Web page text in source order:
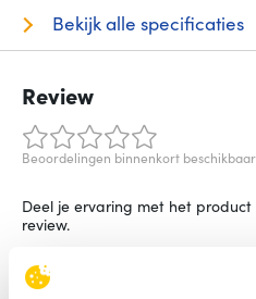
Bekijk alle specificaties
Review
Beoordelingen binnenkort beschikbaar
Deel je ervaring met het
review.
Schrijf een review